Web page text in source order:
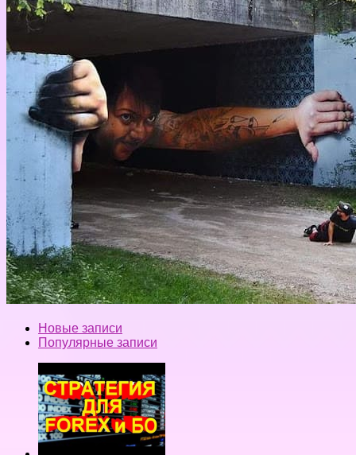
Новые записи
Популярные записи